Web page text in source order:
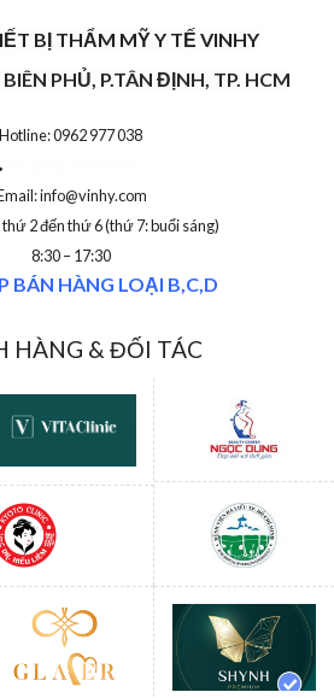
BỊ THẨM MỸ Y TẾ VINHY
PHỦ, P.TÂN ĐỊNH, TP. HCM
Hotline: 0962 977 038
info@vinhy.com
2 đến thứ 6 (thứ 7: buổi sáng)
8:30 – 17:30
BÁN HÀNG LOẠI B,C,D
HÀNG & ĐỐI TÁC